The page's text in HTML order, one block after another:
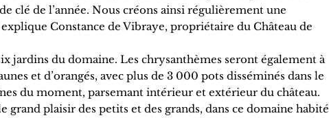
clé de l’année. Nous créons ainsi régulièrement une
Constance de Vibraye, propriétaire du Château de
jardins du domaine. Les chrysanthèmes seront également à
et d’orangés, avec plus de 3 000 pots disséminés dans le
du moment, parsemant intérieur et extérieur du château.
plaisir des petits et des grands, dans ce domaine habité